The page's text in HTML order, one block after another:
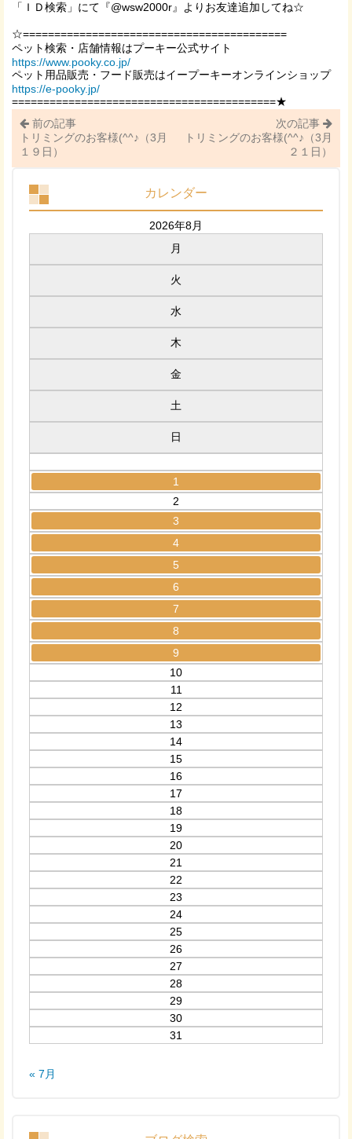
「ＩＤ検索」にて『@wsw2000r』よりお友達追加してね☆
☆==========================================
ペット検索・店舗情報はプーキー公式サイト
https://www.pooky.co.jp/
ペット用品販売・フード販売はイープーキーオンラインショップ
https://e-pooky.jp/
==========================================★
前の記事
トリミングのお客様(^^♪（3月
１９日）
次の記事
トリミングのお客様(^^♪（3月
２１日）
カレンダー
2026年8月
月
火
水
木
金
土
日
1
2
3
4
5
6
7
8
9
10
11
12
13
14
15
16
17
18
19
20
21
22
23
24
25
26
27
28
29
30
31
« 7月